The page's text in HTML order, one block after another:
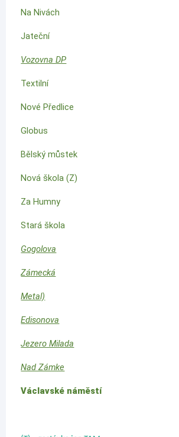
Na Nivách
Jateční
Vozovna DP
Textilní
Nové Předlice
Globus
Bělský můstek
Nová škola (Z)
Za Humny
Stará škola
Gogolova
Zámecká
Metal)
Edisonova
Jezero Milada
Nad Zámke
Václavské náměstí